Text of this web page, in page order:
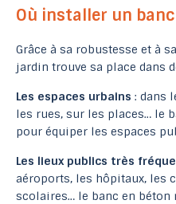
Où installer un
Grâce à sa robustesse et à
jardin trouve sa place dans
Les espaces urbains : dans
les rues, sur les places… le
pour équiper les espaces
Les lieux publics très
aéroports, les hôpitaux, les
scolaires… le banc en